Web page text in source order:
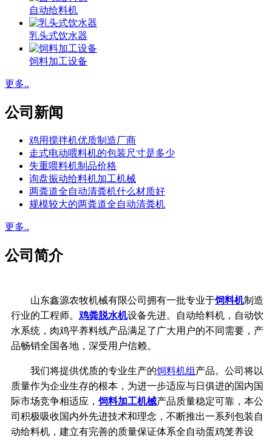
自动给料机
乳头式饮水器
饲料加工设备
更多..
公司新闻
鸡用搅拌机优质制造厂商
走式电动喂料机的包装尺寸是多少
失重喂料机制品价格
询盘振动给料机加工机械
两粪道全自动清粪机什么材质好
规模较大的两粪道全自动清粪机
更多..
公司简介
山东鑫源农牧机械有限公司拥有一批专业于饲料机制造
行业的工程师。 鸡粪脱水机设备先进。自动给料机，自动饮
水系统， 肉鸡平养料线产品满足了广大用户的不同需要，产
品畅销全国各地，深受用户信赖。
我们将提供优质的专业生产的饲料机组 产品。公司将以
质量作为企业生存的根本， 为进一步适应与日俱进的国内国
际市场竞争相适应，饲料加工机械产品质量稳定可靠， 本公
司积极吸收国内外先进技术和理念，不断推出一系列包装自
动给料机，建立有完善的质量保证体系全自动蛋鸡笼养设